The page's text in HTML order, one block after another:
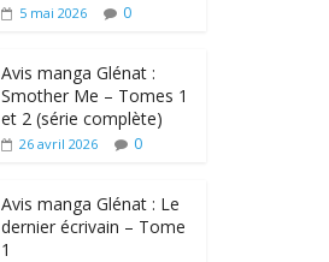
5 mai 2026 0
Avis manga Glénat :
Smother Me – Tomes 1
et 2 (série complète)
26 avril 2026 0
Avis manga Glénat : Le
dernier écrivain – Tome
1